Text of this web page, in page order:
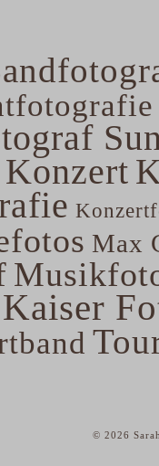
Konzert
Max
© 2026